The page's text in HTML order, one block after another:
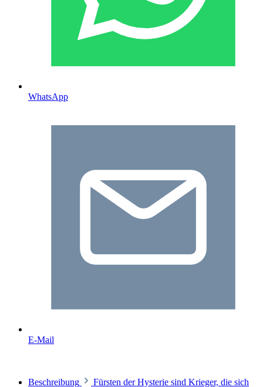
WhatsApp
E-Mail
Beschreibung
Fürsten der Hysterie sind Krieger, die sich